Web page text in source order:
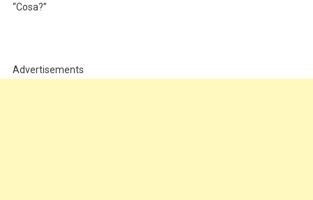
“Cosa?”
Advertisements